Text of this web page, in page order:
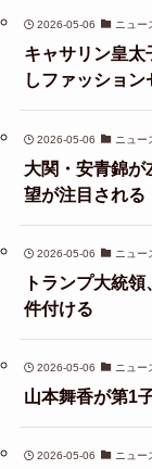
2026-05-06 ニュー
キャサリン皇
しファッショ
2026-05-06 ニュー
大関・安青錦
望が注目される
2026-05-06 ニュー
トランプ大統
件付ける
2026-05-06 ニュー
山本舞香が第1
2026-05-06 ニュー